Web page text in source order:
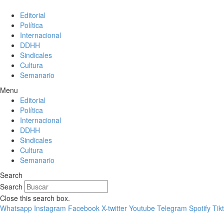
Editorial
Política
Internacional
DDHH
Sindicales
Cultura
Semanario
Menu
Editorial
Política
Internacional
DDHH
Sindicales
Cultura
Semanario
Search
Search
Close this search box.
Whatsapp Instagram Facebook X-twitter Youtube Telegram Spotify